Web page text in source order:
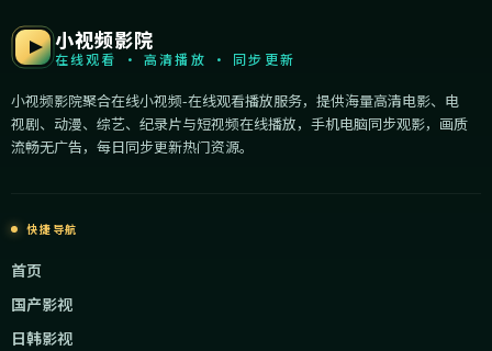
小视频影院
在线观看 · 高清播放 · 同步更新
小视频影院聚合在线小视频-在线观看播放服务，提供海量高清电影、电
视剧、动漫、综艺、纪录片与短视频在线播放，手机电脑同步观影，画质
流畅无广告，每日同步更新热门资源。
快捷导航
首页
国产影视
日韩影视